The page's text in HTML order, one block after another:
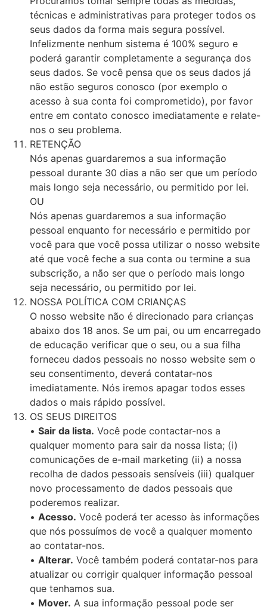
técnicas e administrativas para proteger todos os
seus dados da forma mais segura possível.
Infelizmente nenhum sistema é 100% seguro e
poderá garantir completamente a segurança dos
seus dados. Se você pensa que os seus dados já
não estão seguros conosco (por exemplo o
acesso à sua conta foi comprometido), por favor
entre em contato conosco imediatamente e relate-
nos o seu problema.
RETENÇÃO
Nós apenas guardaremos a sua informação
pessoal durante 30 dias a não ser que um período
mais longo seja necessário, ou permitido por lei.
OU
Nós apenas guardaremos a sua informação
pessoal enquanto for necessário e permitido por
você para que você possa utilizar o nosso website
até que você feche a sua conta ou termine a sua
subscrição, a não ser que o período mais longo
seja necessário, ou permitido por lei.
NOSSA POLÍTICA COM CRIANÇAS
O nosso website não é direcionado para crianças
abaixo dos 18 anos. Se um pai, ou um encarregado
de educação verificar que o seu, ou a sua filha
forneceu dados pessoais no nosso website sem o
seu consentimento, deverá contatar-nos
imediatamente. Nós iremos apagar todos esses
dados o mais rápido possível.
OS SEUS DIREITOS
• Sair da lista. Você pode contactar-nos a
qualquer momento para sair da nossa lista; (i)
comunicações de e-mail marketing (ii) a nossa
recolha de dados pessoais sensíveis (iii) qualquer
novo processamento de dados pessoais que
poderemos realizar.
• Acesso. Você poderá ter acesso às informações
que nós possuímos de você a qualquer momento
ao contatar-nos.
• Alterar. Você também poderá contatar-nos para
atualizar ou corrigir qualquer informação pessoal
que tenhamos sua.
• Mover. A sua informação pessoal pode ser